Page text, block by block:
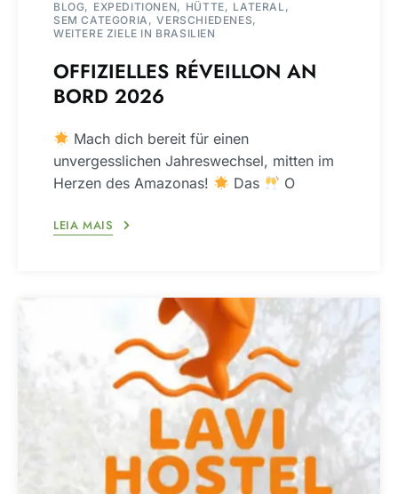
BLOG EXPEDITIONEN HÜTTE
LATERAL
SEM CATEGORIA
VERSCHIEDENES
WEITERE ZIELE IN BRASILIEN
OFFIZIELLES RÉVEILLON AN
BORD 2026
Mach dich bereit für einen
unvergesslichen Jahreswechsel, mitten im
Herzen des Amazonas!
Das O
LEIA MAIS